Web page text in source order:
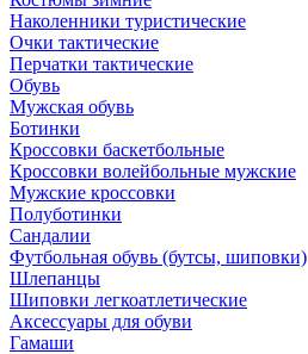
Наколенники туристические
Очки тактические
Перчатки тактические
Обувь
Мужская обувь
Ботинки
Кроссовки баскетбольные
Кроссовки волейбольные мужские
Мужские кроссовки
Полуботинки
Сандалии
Футбольная обувь (бутсы, шиповки)
Шлепанцы
Шиповки легкоатлетические
Аксессуары для обуви
Гамаши